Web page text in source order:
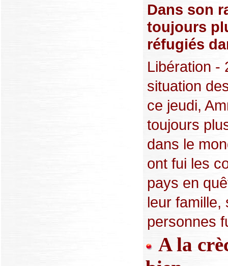
Dans son
toujours
réfugiés
Libération -
situation
ce jeudi,
toujours
dans le
ont fui les
pays en
leur famille,
personnes
A la